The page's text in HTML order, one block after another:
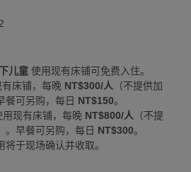
儿童 使用现有床铺可免费入住。
床铺，每晚 NT$300/人 （不提供加
餐可另购，每日 NT$150。
用现有床铺，每晚 NT$800/人 （不提
。早餐可另购，每日 NT$300。
于现场确认并收取。